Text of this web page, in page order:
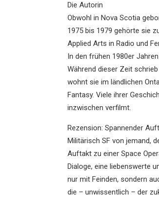
Die Autorin
Obwohl in Nova Scotia
1975 bis 1979 gehörte sie
Applied Arts in Radio und
In den frühen 1980er
Während dieser Zeit
wohnt sie im ländlichen
Fantasy. Viele ihrer
inzwischen verfilmt.
Rezension: Spannender
Militärisch SF von jemand,
Auftakt zu einer Space
Dialoge, eine liebenswerte
nur mit Feinden, sondern
die – unwissentlich – der